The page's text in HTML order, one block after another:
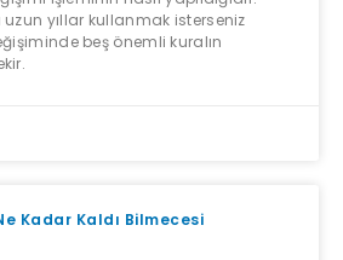
yıllar kullanmak isterseniz
beş önemli kuralın
Kadar Kaldı Bilmecesi